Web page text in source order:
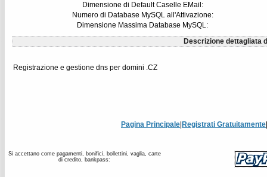
Dimensione di Default Caselle EMail:
Numero di Database MySQL all'Attivazione:
Dimensione Massima Database MySQL:
Descrizione dettagliata
Registrazione e gestione dns per domini .CZ
Pagina Principale Registrati Gratuitamente
Si accettano come pagamenti, bonifici, bollettini, vaglia, carte
di credito, bankpass: